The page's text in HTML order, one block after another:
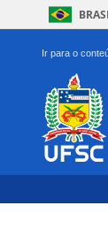
Ir para o